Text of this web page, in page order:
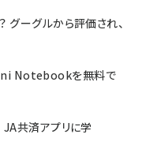
グーグルから評価され、
Notebookを無料で
共済アプリに学